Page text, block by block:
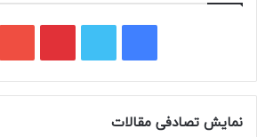
ی
س
و
ی
و
نمایش تصادفی مقالات